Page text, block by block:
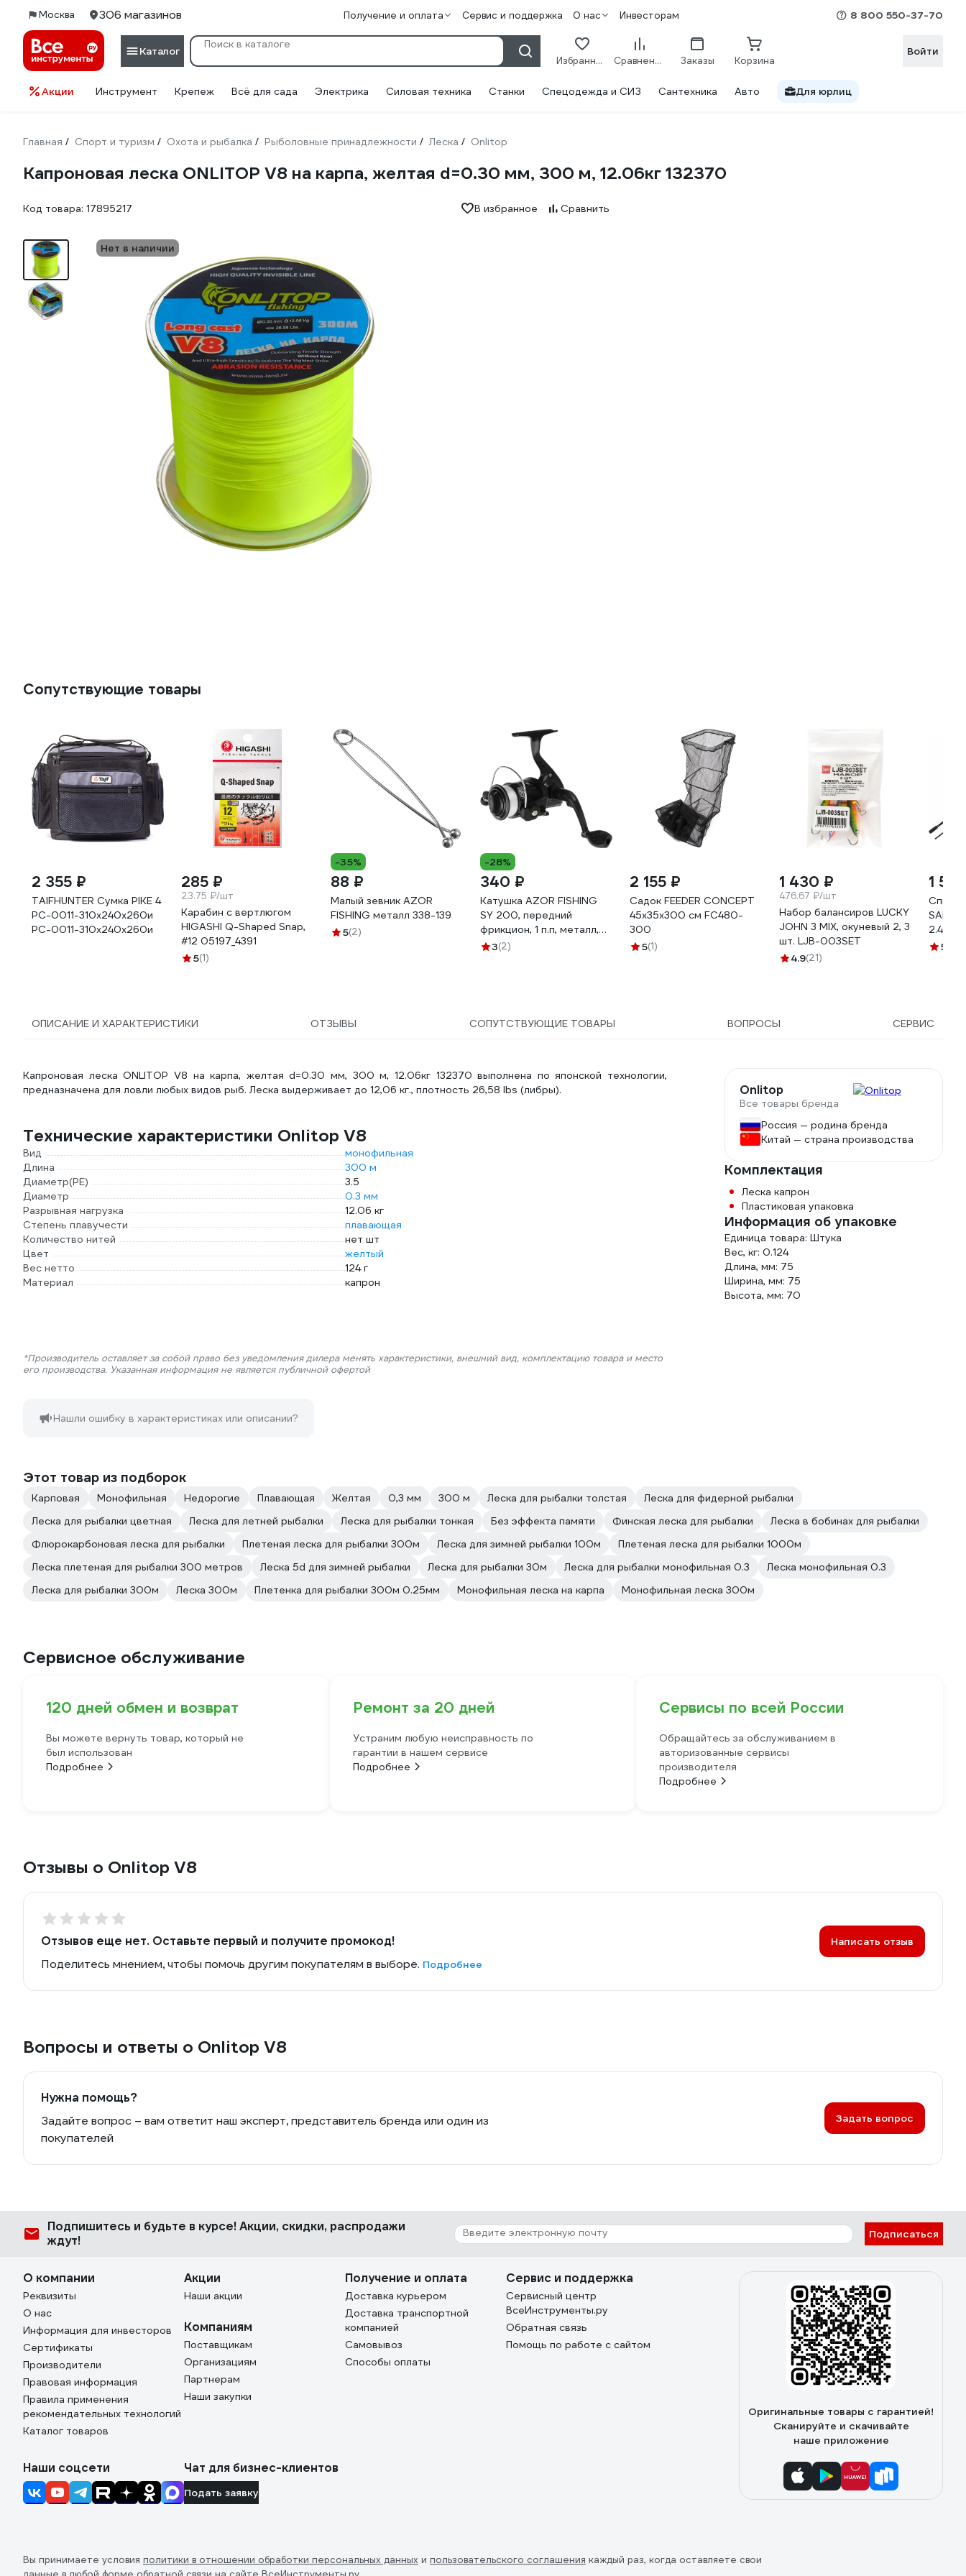
Москва 306 магазинов Получение и оплата Сервис и поддержка О нас Инвесторам 8 800 550-37-70
Каталог
Избранное Сравнение Заказы Корзина
Войти
Акции Инструмент Крепеж Всё для сада Электрика Силовая техника Станки Спецодежда и СИЗ Сантехника Авто Для юрлиц
Главная / Спорт и туризм / Охота и рыбалка / Рыболовные принадлежности / Леска / Onlitop
Капроновая леска ONLITOP V8 на карпа, желтая d=0.30 мм, 300 м, 12.06кг 132370
Код товара: 17895217 В избранное Сравнить
Нет в наличии
Сопутствующие товары
2 355 ₽
TAIFHUNTER Сумка PIKE 4
РС-0011-310x240x260и
РС-0011-310х240х260и
285 ₽
23.75 ₽/шт
Карабин с вертлюгом
HIGASHI Q-Shaped Snap,
#12 05197_4391
5(1)
-35%
88 ₽
Малый зевник AZOR
FISHING металл 338-139
5(2)
-28%
340 ₽
Катушка AZOR FISHING
SY 200, передний
фрикцион, 1 п.п, металл,
пластик, с леской 0.25 мм
3(2)
2 155 ₽
Садок FEEDER CONCEPT
45x35x300 см FC480-
300
5(1)
1 430 ₽
476.67 ₽/шт
Набор балансиров LUCKY
JOHN 3 MIX, окуневый 2, 3
шт. LJB-003SET
4.9(21)
1
2.40
5
ОПИСАНИЕ И ХАРАКТЕРИСТИКИ ОТЗЫВЫ СОПУТСТВУЮЩИЕ ТОВАРЫ ВОПРОСЫ СЕРВИС
Капроновая леска ONLITOP V8 на карпа, желтая d=0.30 мм, 300 м, 12.06кг 132370 выполнена по японской технологии,
предназначена для ловли любых видов рыб. Леска выдерживает до 12,06 кг., плотность 26,58 lbs (либры).
Технические характеристики Onlitop V8
Вид
монофильная
Длина
300 м
Диаметр(PE)
3.5
Диаметр
0.3 мм
Разрывная нагрузка
12.06 кг
Степень плавучести
плавающая
Количество нитей
нет шт
Цвет
желтый
Вес нетто
124 г
Материал
капрон
*Производитель оставляет за собой право без уведомления дилера менять характеристики, внешний вид, комплектацию товара и место
его производства. Указанная информация не является публичной офертой
Нашли ошибку в характеристиках или описании?
Onlitop
Все товары бренда
Россия — родина бренда
Китай — страна производства
Комплектация
Леска капрон
Пластиковая упаковка
Информация об упаковке
Единица товара: Штука
Вес, кг: 0.124
Длина, мм: 75
Ширина, мм: 75
Высота, мм: 70
Этот товар из подборок
Карповая Монофильная Недорогие Плавающая Желтая 0,3 мм 300 м Леска для рыбалки толстая
Леска для фидерной рыбалки
Леска для рыбалки цветная
Леска для летней рыбалки Леска для рыбалки тонкая Без эффекта памяти Финская леска для рыбалки
Леска в бобинах для рыбалки
Флюрокарбоновая леска для рыбалки
Плетeная леска для рыбалки 300м Леска для зимней рыбалки 100м
Плетeная леска для рыбалки 1000м
Леска плетеная для рыбалки 300 метров
Леска 5d для зимней рыбалки Леска для рыбалки 30м Леска для рыбалки монофильная 0.3
Леска монофильная 0.3
Леска для рыбалки 300м
Леска 300м Плетeнка для рыбалки 300м 0.25мм Монофильная леска на карпа Монофильная леска 300м
Сервисное обслуживание
120 дней обмен и возврат
Вы можете вернуть товар, который не
был использован
Подробнее
Ремонт за 20 дней
Устраним любую неисправность по
гарантии в нашем сервисе
Подробнее
Сервисы по всей России
Обращайтесь за обслуживанием в
авторизованные сервисы
производителя
Подробнее
Отзывы о Onlitop V8
Отзывов еще нет. Оставьте первый и получите промокод!
Поделитесь мнением, чтобы помочь другим покупателям в выборе. Подробнее
Написать отзыв
Вопросы и ответы о Onlitop V8
Нужна помощь?
Задайте вопрос – вам ответит наш эксперт, представитель бренда или один из
покупателей
Задать вопрос
Подпишитесь и будьте в курсе! Акции, скидки, распродажи
ждут!
Подписаться
О компании
Реквизиты
О нас
Информация для инвесторов
Сертификаты
Производители
Правовая информация
Правила применения
рекомендательных технологий
Каталог товаров
Акции
Наши акции
Компаниям
Поставщикам
Организациям
Партнерам
Наши закупки
Получение и оплата
Доставка курьером
Доставка транспортной
компанией
Самовывоз
Способы оплаты
Сервис и поддержка
Сервисный центр
ВсеИнструменты.ру
Обратная связь
Помощь по работе с сайтом
Оригинальные товары с гарантией!
Сканируйте и скачивайте
наше приложение
Наши соцсети Чат для бизнес-клиентов
Подать заявку
Вы принимаете условия политики в отношении обработки персональных данных и пользовательского соглашения каждый раз, когда оставляете свои